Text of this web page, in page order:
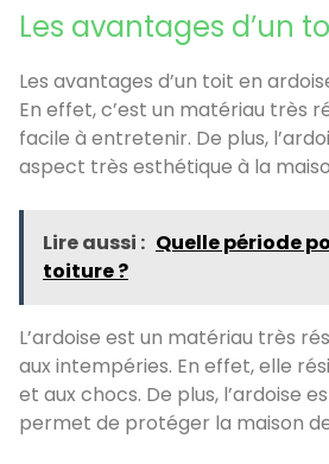
Les avantages d’un
Les avantages d’un toit en
En effet, c’est un matériau très
facile à entretenir. De plus,
aspect très esthétique à la
Lire aussi : Quelle période
toiture ?
L’ardoise est un matériau très
aux intempéries. En effet, elle
et aux chocs. De plus, l’ardoise
permet de protéger la maison